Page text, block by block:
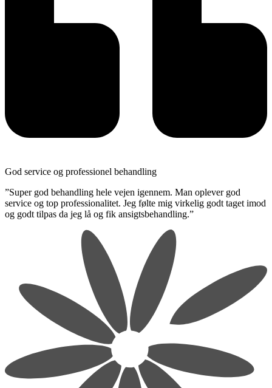
God service og professionel behandling
​”Super god behandling hele vejen igennem. Man oplever god
service og top professionalitet. Jeg følte mig virkelig godt taget imod
og godt tilpas da jeg lå og fik ansigtsbehandling.”